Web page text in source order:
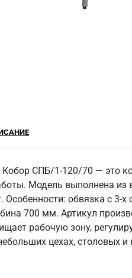
СПБ/1-120/70 — это
Модель выполнена
обвязка с 3-
700 мм. Артикул
рабочую зону,
цехах,